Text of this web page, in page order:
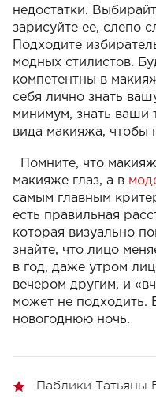
недостатки.
зарисуйте ее, слепо
Подходите
модных стилистов.
компетентны в
себя лично знать
минимум, знать ваши
вида макияжа, чтобы
Помните, что
макияже глаз, а в
самым главным
есть правильная
которая визуально
знайте, что лицо
в год, даже утром
вечером другим, и
может не подходить.
новогоднюю ночь.
Паблики Татьяны